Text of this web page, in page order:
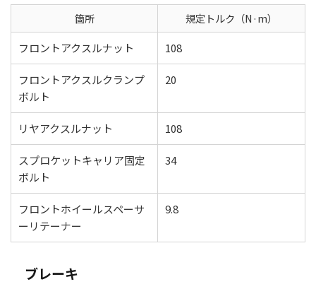
箇所
規定トルク（N·m）
フロントアクスルナット
108
フロントアクスルクランプ
ボルト
20
リヤアクスルナット 108
スプロケットキャリア固定
ボルト
34
フロントホイールスペーサ
ーリテーナー
9.8
ブレーキ